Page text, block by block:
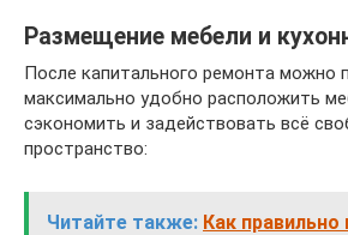
Размещение мебели и
После капитального ремонта можно
максимально удобно расположить
сэкономить и задействовать всё
пространство:
Читайте также: Как